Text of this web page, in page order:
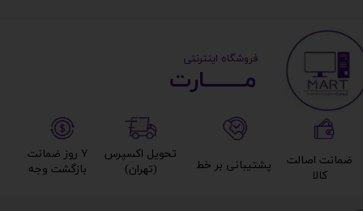
مــــــــارت​​​​​​
​ ​فروشگاه اینترنتی
۷ روز ضمانت
بازگشت وجه​​​​​​​
تحویل اکسپرس
(تهران)​​​​​​​
پشتیبانی بر خط​​​​​​​
ضمانت اصالت
کالا​​​​​​​